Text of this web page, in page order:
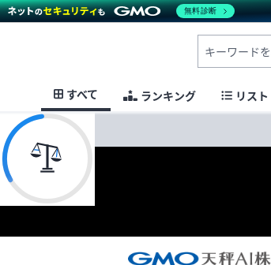
すべて ランキング リスト
無料診断